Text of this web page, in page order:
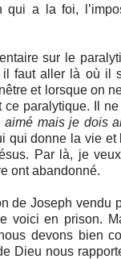
qui a la foi,
sur le
faut aller là où il
et lorsque on
ce paralytique. Il
aimé mais je dois
qui donne la vie et
Par là, je
ont abandonné.
de Joseph vendu
voici en prison.
devons bien
Dieu nous